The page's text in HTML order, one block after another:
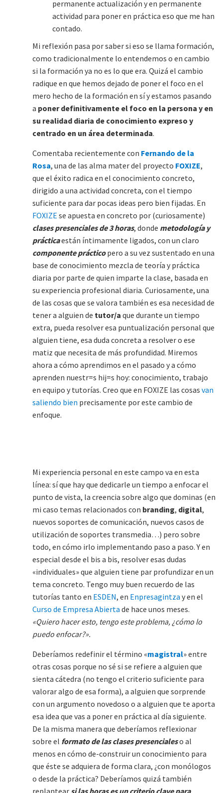
permanente actualización y en permanente
actividad para poner en práctica eso que me han
contado.
Mi reflexión pasa por saber si eso se llama formación,
como tradicionalmente lo entendemos o en cambio
si la formación ya no es lo que era. Quizá el cambio
radique en que hemos dejado de poner el foco en el
mero hecho de la formación en sí y estamos pasando
a poner definitivamente el foco en la persona y en
su realidad diaria de conocimiento expreso y
centrado en un área determinada.
Comentaba recientemente con Fernando de la
Rosa, una de las alma mater del proyecto FOXIZE,
que el éxito radica en el conocimiento concreto,
dirigido a una actividad concreta, con el tiempo
suficiente para dar pocas ideas pero bien fijadas. En
FOXIZE se apuesta en concreto por (curiosamente)
clases presenciales de 3 horas, donde metodología y
prácticaestán íntimamente ligados, con un claro
componente prácticopero a su vez sustentado en una
base de conocimiento mezcla de teoría y práctica
diaria por parte de quien imparte la clase, basada en
su experiencia profesional diaria. Curiosamente, una
de las cosas que se valora también es esa necesidad de
tener a alguien de tutor/a que durante un tiempo
extra, pueda resolver esa puntualización personal que
alguien tiene, esa duda concreta a resolver o ese
matiz que necesita de más profundidad. Miremos
ahora a cómo aprendimos en el pasado y a cómo
aprenden nuestr=s hij=s hoy: conocimiento, trabajo
en equipo y tutorías. Creo que en FOXIZE las cosas van
saliendo bien precisamente por este cambio de
enfoque.
Mi experiencia personal en este campo va en esta
línea: sí que hay que dedicarle un tiempo a enfocar el
punto de vista, la creencia sobre algo que dominas (en
mi caso temas relacionados con branding, digital,
nuevos soportes de comunicación, nuevos casos de
utilización de soportes transmedia…) pero sobre
todo, en cómo irlo implementando paso a paso. Y en
especial desde el bis a bis, resolver esas dudas
«individuales» que alguien tiene par profundizar en un
tema concreto. Tengo muy buen recuerdo de las
tutorías tanto en ESDEN, en Enpresagintza y en el
Curso de Empresa Abierta de hace unos meses.
«Quiero hacer esto, tengo este problema, ¿cómo lo
puedo enfocar?».
Deberíamos redefinir el término «magistral» entre
otras cosas porque no sé si se refiere a alguien que
sienta cátedra (no tengo el criterio suficiente para
valorar algo de esa forma), a alguien que sorprende
con un argumento novedoso o a alguien que te aporta
esa idea que vas a poner en práctica al día siguiente.
De la misma manera que deberíamos reflexionar
sobre el formato de las clases presencialeso al
menos en cómo de-construir un conocimiento para
que éste se adquiera de forma clara, ¿con monólogos
o desde la práctica? Deberíamos quizá también